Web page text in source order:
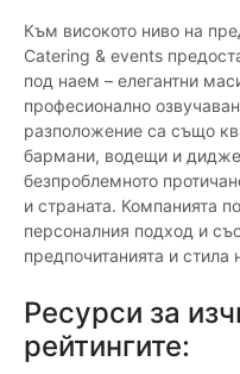
Към високото ниво на
Catering & events
под наем – елегантни
професионално
разположение са също
бармани, водещи и
безпроблемното
и страната. Компанията
персоналния подход и
предпочитанията и стила
Ресурси за
рейтингите: